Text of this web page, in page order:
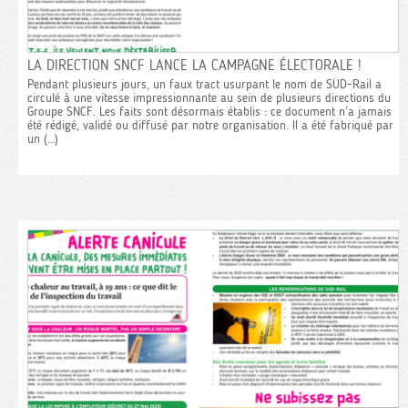
274 MILLIONS D’EUROS : QUI PAYE ? QUI
PROFITE ?
Gares & Connexions a été condamnée le 9
LES
SUD-Rail
LA DIRECTION SNCF LANCE LA CAMPAGNE ÉLECTORALE !
Pendant plusieurs jours, un faux tract usurpant le nom de SUD-Rail a
circulé à une vitesse impressionnante au sein de plusieurs directions du
Groupe SNCF. Les faits sont désormais établis : ce document n’a jamais
été rédigé, validé ou diffusé par notre organisation. Il a été fabriqué par
un (…)